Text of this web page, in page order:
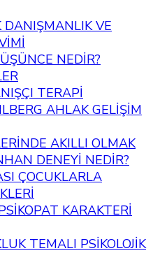
DANIŞMANLIK VE
NEDİR?
TERAPİ
AHLAK GELİŞİM
AKILLI OLMAK
DENEYİ NEDİR?
ÇOCUKLARLA
KARAKTERİ
TEMALI PSİKOLOJİK